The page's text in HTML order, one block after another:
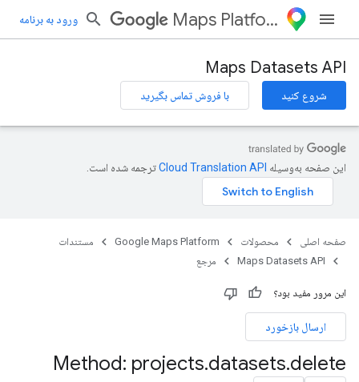
Maps Platform ورود به برنامه
Maps Datasets API
شروع کنید با فروش تماس بگیرید
این صفحه به‌وسیله ترجمه شده است.
صفحه اصلی محصولات Google Maps Platform
مستندات
Maps Datasets API
مرجع
این مرور مفید بود؟
ارسال بازخورد
Method: projects.datasets.delete